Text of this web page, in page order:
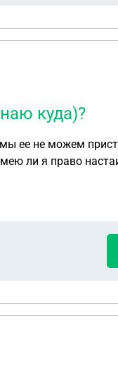
куда)?
ее не можем
ли я право
(не знаю